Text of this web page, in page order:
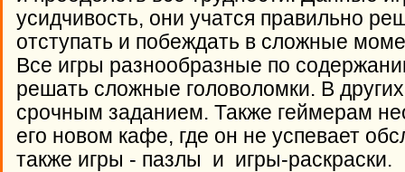
усидчивость, они учатся правильно
отступать и побеждать в сложные
Все игры разнообразные по
решать сложные головоломки. В
срочным заданием. Также геймерам
его новом кафе, где он не успевает
также игры - пазлы и игры-раскраски.